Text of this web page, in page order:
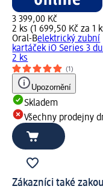
3 399,00 Kč
2 ks (1 699,50 Kč za 1
Oral-Belektrický zubní
kartáček iO Series 3
2 ks
(1)
Upozornění
Skladem
Všechny prodejny
Zákazníci také